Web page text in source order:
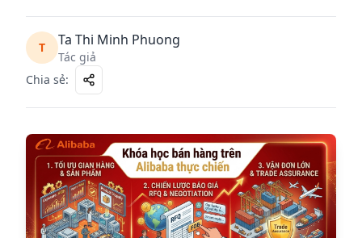
T Ta Thi Minh Phuong
Tác giả
Chia sẻ: